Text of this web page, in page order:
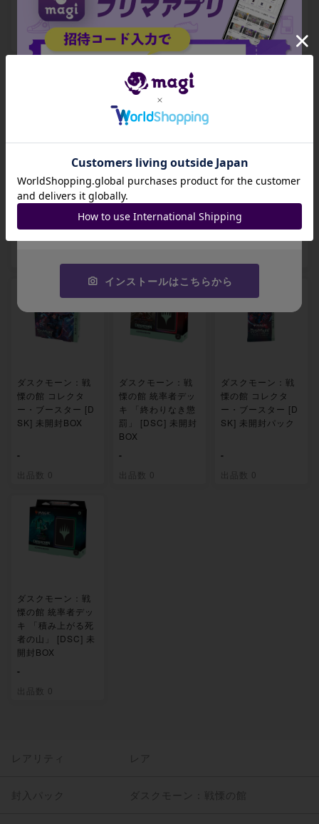
出品数 0
開封BOX
-
出品数 0
SC] 未開封BOX
出品数 0
ダスクモーン：戦
慄の館 プレイ・ブ
ースター [DSK] 未
開封パック
-
ダスクモーン：戦
慄の館 Nightmare
Bundle 英語版 [D
SK] 未開封BOX
-
ダスクモーン：戦
慄の館 統率者デッ
ア」 [DSC] 未開封
BOX
-
ダスクモーン：戦
慄の館 コレクタ
ー・ブースター [D
SK] 未開封BOX
-
出品数 0
ダスクモーン：戦
慄の館 統率者デッ
キ 「終わりなき懲
罰」 [DSC] 未開封
BOX
-
出品数 0
ダスクモーン：戦
慄の館 コレクタ
ー・ブースター [D
SK] 未開封パック
-
出品数 0
ダスクモーン：戦
慄の館 統率者デッ
キ 「積み上がる死
者の山」 [DSC] 未
開封BOX
-
出品数 0
レアリティ レア
封入パック ダスクモーン：戦慄の館
招待コード
JA9XS8
コピーする
インストールはこちらから